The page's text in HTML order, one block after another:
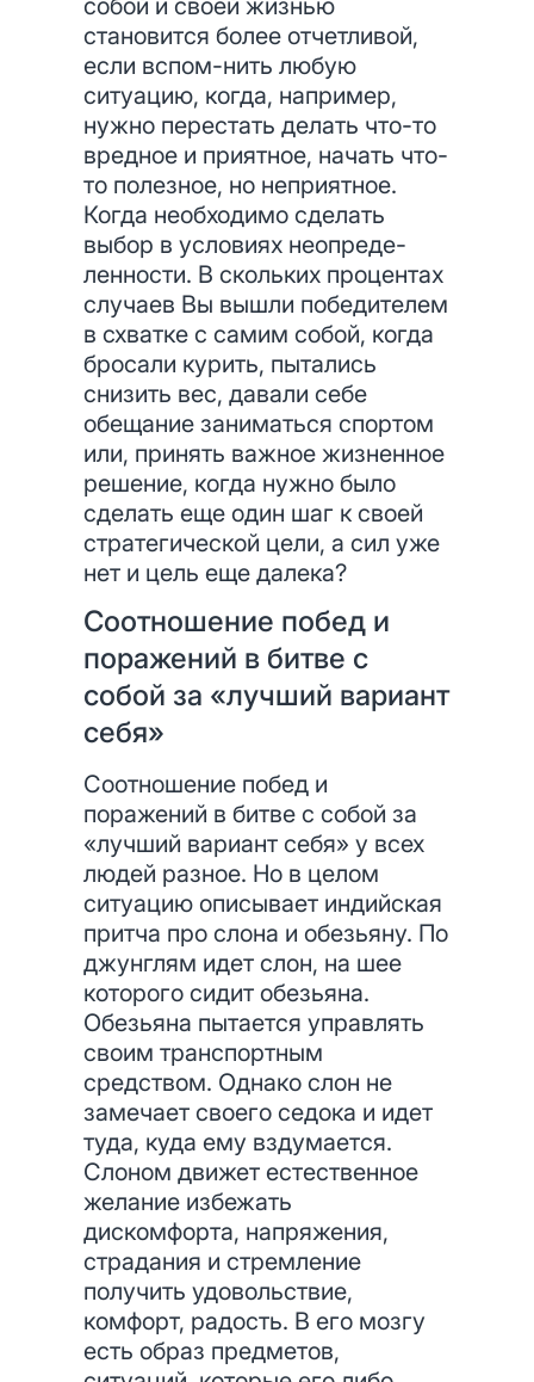
собой и своей жизнью
становится более отчетливой,
если вспом-нить любую
ситуацию, когда, например,
нужно перестать делать что-то
вредное и приятное, начать что-
то полезное, но неприятное.
Когда необходимо сделать
выбор в условиях неопреде-
ленности. В скольких процентах
случаев Вы вышли победителем
в схватке с самим собой, когда
бросали курить, пытались
снизить вес, давали себе
обещание заниматься спортом
или, принять важное жизненное
решение, когда нужно было
сделать еще один шаг к своей
стратегической цели, а сил уже
нет и цель еще далека?
Соотношение побед и
поражений в битве с
собой за «лучший вариант
себя»
Соотношение побед и
поражений в битве с собой за
«лучший вариант себя» у всех
людей разное. Но в целом
ситуацию описывает индийская
притча про слона и обезьяну. По
джунглям идет слон, на шее
которого сидит обезьяна.
Обезьяна пытается управлять
своим транспортным
средством. Однако слон не
замечает своего седока и идет
туда, куда ему вздумается.
Слоном движет естественное
желание избежать
дискомфорта, напряжения,
страдания и стремление
получить удовольствие,
комфорт, радость. В его мозгу
есть образ предметов,